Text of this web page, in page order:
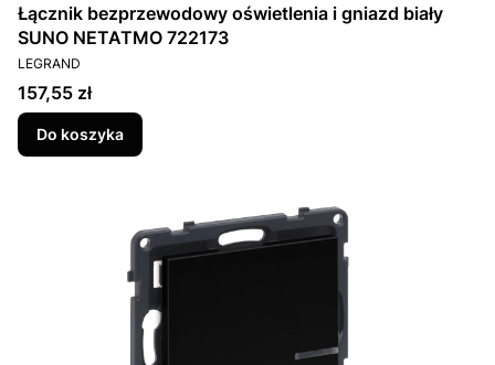
Łącznik bezprzewodowy oświetlenia i gniazd biały
SUNO NETATMO 722173
PRODUCENT
LEGRAND
Cena
157,55 zł
Do koszyka